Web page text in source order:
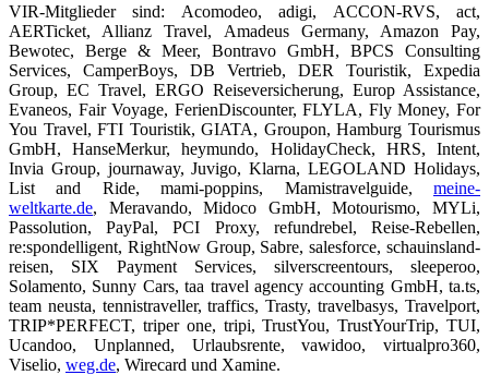
VIR-Mitglieder sind: Acomodeo, adigi, ACCON-RVS, act,
AERTicket, Allianz Travel, Amadeus Germany, Amazon Pay,
Bewotec, Berge & Meer, Bontravo GmbH, BPCS Consulting
Services, CamperBoys, DB Vertrieb, DER Touristik, Expedia
Group, EC Travel, ERGO Reiseversicherung, Europ Assistance,
Evaneos, Fair Voyage, FerienDiscounter, FLYLA, Fly Money, For
You Travel, FTI Touristik, GIATA, Groupon, Hamburg Tourismus
GmbH, HanseMerkur, heymundo, HolidayCheck, HRS, Intent,
Invia Group, journaway, Juvigo, Klarna, LEGOLAND Holidays,
List and Ride, mami-poppins, Mamistravelguide, meine-
weltkarte.de, Meravando, Midoco GmbH, Motourismo, MYLi,
Passolution, PayPal, PCI Proxy, refundrebel, Reise-Rebellen,
re:spondelligent, RightNow Group, Sabre, salesforce, schauinsland-
reisen, SIX Payment Services, silverscreentours, sleeperoo,
Solamento, Sunny Cars, taa travel agency accounting GmbH, ta.ts,
team neusta, tennistraveller, traffics, Trasty, travelbasys, Travelport,
TRIP*PERFECT, triper one, tripi, TrustYou, TrustYourTrip, TUI,
Ucandoo, Unplanned, Urlaubsrente, vawidoo, virtualpro360,
Viselio, weg.de, Wirecard und Xamine.